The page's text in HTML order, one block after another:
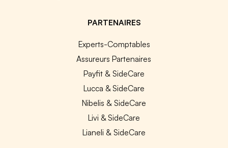
PARTENAIRES
Experts-Comptables
Assureurs Partenaires
Payfit & SideCare
Lucca & SideCare
Nibelis & SideCare
Livi & SideCare
Lianeli & SideCare